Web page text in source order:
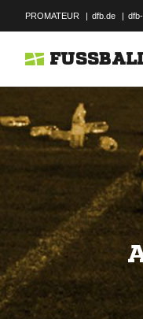
PROMATEUR | dfb.de |